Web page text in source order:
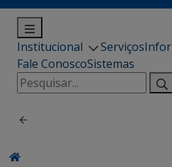
Institucional Serviços
Fale ConoscoSistemas
Pesquisar
por: